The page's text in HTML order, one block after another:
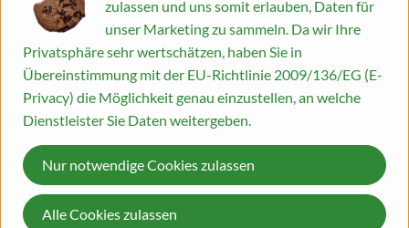
Blog
Info
Lasst euch von spannenden Weinen, netten Gesprächen und
dem besonderen Ambiente unserer Gärtnerei begeistern.
Durch den Abend führt uns Andreas Finkentey vom Bio-
präsentieren. Natürlich ist auch für das leibliche Wohl mit Brot
und leckerem, zum Wein passenden Käse gesorgt.
zulassen und uns somit erlauben, Daten für
unser Marketing zu sammeln. Da wir Ihre
Privatsphäre sehr wertschätzen, haben Sie in
Übereinstimmung mit der EU-Richtlinie 2009/136/EG (E-
Privacy) die Möglichkeit genau einzustellen, an welche
Dienstleister Sie Daten weitergeben.
Nur notwendige Cookies zulassen
Alle Cookies zulassen